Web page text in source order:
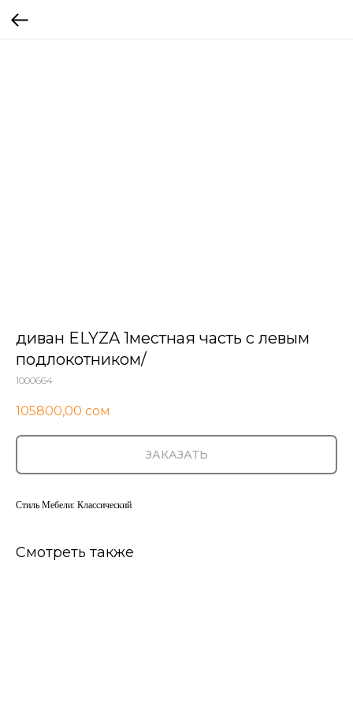
диван ELYZA 1местная часть с левым
подлокотником/
1000664
105800,00 сом
ЗАКАЗАТЬ
Стиль Мебели: Классический
Смотреть также